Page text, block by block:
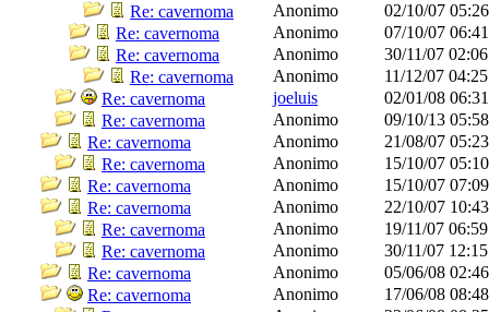
Re: cavernoma
Anonimo 02/10/07
Re: cavernoma
Anonimo 07/10/07
Re: cavernoma
Anonimo 30/11/07
Re: cavernoma
Anonimo 11/12/07
Re: cavernoma
joeluis 02/01/08
Re: cavernoma
Anonimo 09/10/13
Re: cavernoma
Anonimo 21/08/07
Re: cavernoma
Anonimo 15/10/07
Re: cavernoma
Anonimo 15/10/07
Re: cavernoma
Anonimo 22/10/07
Re: cavernoma
Anonimo 19/11/07
Re: cavernoma
Anonimo 30/11/07
Re: cavernoma
Anonimo 05/06/08
Re: cavernoma
Anonimo 17/06/08